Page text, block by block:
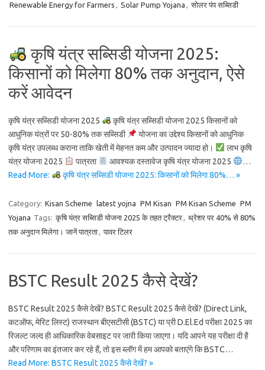
Renewable Energy for Farmers , Solar Pump Yojana , सोलर पंप सब्सिडी
कृषि यंत्र सब्सिडी योजना 2025:
किसानों को मिलेगा 80% तक अनुदान, ऐसे
करें आवेदन
कृषि यंत्र सब्सिडी योजना 2025
कृषि यंत्र सब्सिडी योजना 2025 किसानों को
आधुनिक यंत्रों पर 50-80% तक सब्सिडी
योजना का उद्देश्य किसानों को आधुनिक
कृषि यंत्र उपलब्ध कराना ताकि खेती में मेहनत कम और उत्पादन ज्यादा हो।
लाभ कृषि
यंत्र योजना 2025
पात्रता आवश्यक दस्तावेज कृषि यंत्र योजना 2025
…
Read More:
कृषि यंत्र सब्सिडी योजना 2025: किसानों को मिलेगा 80%… »
Category: Kisan Scheme latest yojna PM Kisan PM Kisan Scheme PM
Yojana Tags: कृषि यंत्र सब्सिडी योजना 2025 के तहत ट्रैक्टर, थ्रेशर पर 40% से 80%
तक अनुदान मिलेगा। जानें पात्रता, पावर टिलर
BSTC Result 2025 कैसे देखें?
BSTC Result 2025 कैसे देखें? BSTC Result 2025 कैसे देखें? (Direct Link,
कटऑफ, मेरिट लिस्ट) राजस्थान बीएसटीसी (BSTC) या प्री D.El.Ed परीक्षा 2025 का
रिजल्ट जल्द ही आधिकारिक वेबसाइट पर जारी किया जाएगा। यदि आपने यह परीक्षा दी है
और परिणाम का इंतजार कर रहे हैं, तो इस ब्लॉग में हम आपको बताएंगे कि BSTC…
Read More: BSTC Result 2025 कैसे देखें? »